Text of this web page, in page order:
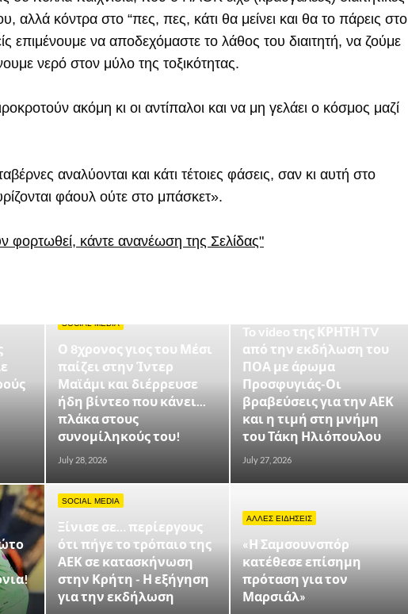
αλλά κόντρα στο “πες, πες, κάτι θα μείνει και θα το πάρεις στο
επιμένουμε να αποδεχόμαστε το λάθος του διαιτητή, να ζούμε
νερό στον μύλο της τοξικότητας.
ακόμη κι οι αντίπαλοι και να μη γελάει ο κόσμος μαζί
αναλύονται και κάτι τέτοιες φάσεις, σαν κι αυτή στο
φάουλ ούτε στο μπάσκετ».
φορτωθεί, κάντε ανανέωση της Σελίδας"
SOCIAL MEDIA
Ο 8χρονος γιος του Μέσι
παίζει στην Ίντερ
Μαϊάμι και διέρρευσε
ήδη βίντεο που κάνει...
πλάκα στους
συνομίληκούς του!
July 28, 2026
To video της ΚΡΗΤΗ TV
από την εκδήλωση του
ΠΟΑ με άρωμα
Προσφυγιάς-Οι
βραβεύσεις για την ΑΕΚ
και η τιμή στη μνήμη
του Τάκη Ηλιόπουλου
July 27, 2026
SOCIAL MEDIA
Ξίνισε σε… περίεργους
ότι πήγε το τρόπαιο της
ΑΕΚ σε κατασκήνωση
στην Κρήτη - Η εξήγηση
για την εκδήλωση
ΑΛΛΕΣ ΕΙΔΗΣΕΙΣ
«Η Σαμσουνσπόρ
κατέθεσε επίσημη
πρόταση για τον
Μαρσιάλ»